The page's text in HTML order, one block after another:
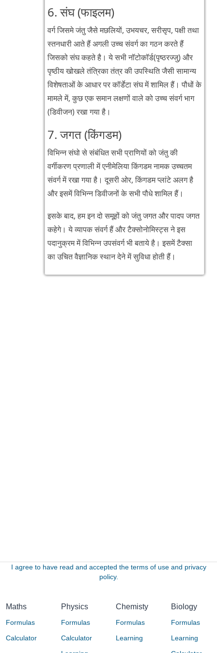
6. संघ (फाइलम)
वर्ग जिसमे जंतु जैसे मछलियों, उभयचर, सरीसृप, पक्षी तथा
स्तनधारी आते हैं अगली उच्च संवर्ग का गठन करते हैं
जिसको संघ कहते है। ये सभी नॉटोकॉर्ड(पृष्ठरज्जु) और
पृष्ठीय खोखले तंत्रिका तंत्र की उपस्थिति जैसी सामान्य
विशेषताओं के आधार पर कॉर्डेटा संघ में शामिल हैं। पौधों के
मामले में, कुछ एक समान लक्षणों वाले को उच्च संवर्ग भाग
(डिवीजन) रखा गया है।
7. जगत (किंगडम)
विभिन्न संघो से संबंधित सभी प्राणियों को जंतु की
वर्गीकरण प्रणाली में एनीमेलिया किंगडम नामक उच्चतम
संवर्ग में रखा गया है। दूसरी ओर, किंगडम प्लांटे अलग है
और इसमें विभिन्न डिवीजनों के सभी पौधे शामिल हैं।
इसके बाद, हम इन दो समूहों को जंतु जगत और पादप जगत
कहेगे। ये व्यापक संवर्ग हैं और टैक्सोनोमिस्ट्स ने इस
पदानुक्रम में विभिन्न उपसंवर्ग भी बताये है। इसमें टैक्सा
का उचित वैज्ञानिक स्थान देने में सुविधा होती हैं।
I agree to have read and accepted the terms of use and privacy
policy.
Maths
Formulas
Calculator
Physics
Formulas
Calculator
Chemisty
Formulas
Learning
Biology
Formulas
Learning